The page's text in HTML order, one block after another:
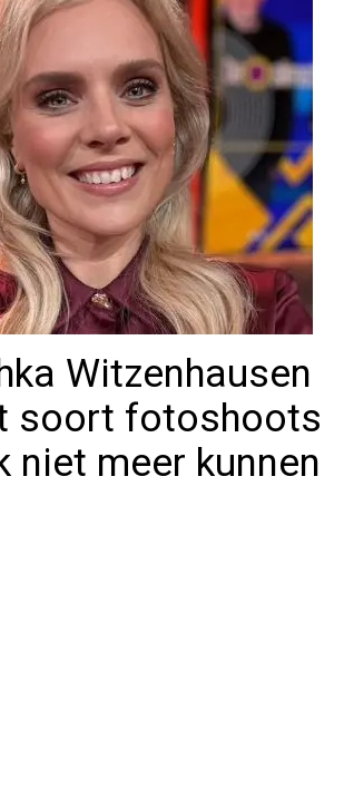
Witzenhausen
soort fotoshoots
niet meer kunnen